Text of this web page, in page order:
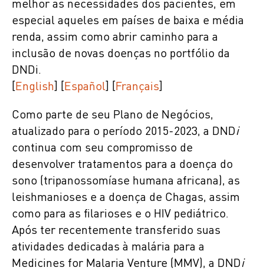
melhor as necessidades dos pacientes, em
especial aqueles em países de baixa e média
renda, assim como abrir caminho para a
inclusão de novas doenças no portfólio da
DNDi.
[English] [Español] [Français]
Como parte de seu Plano de Negócios,
atualizado para o período 2015-2023, a DNDi
continua com seu compromisso de
desenvolver tratamentos para a doença do
sono (tripanossomíase humana africana), as
leishmanioses e a doença de Chagas, assim
como para as filarioses e o HIV pediátrico.
Após ter recentemente transferido suas
atividades dedicadas à malária para a
Medicines for Malaria Venture (MMV), a DNDi